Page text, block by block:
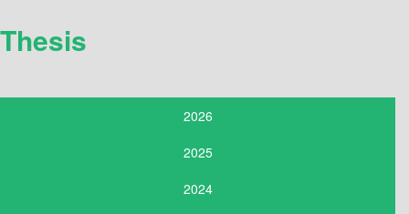
Thesis
2026
2025
2024